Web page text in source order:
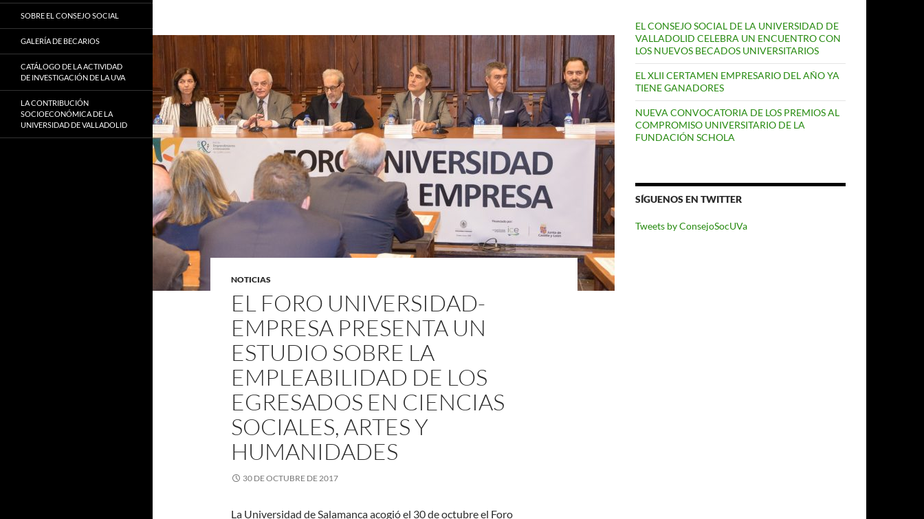
NOTICIAS
EL FORO UNIVERSIDAD-
EMPRESA PRESENTA UN
ESTUDIO SOBRE LA
EMPLEABILIDAD DE LOS
EGRESADOS EN CIENCIAS
SOCIALES, ARTES Y
HUMANIDADES
30 DE OCTUBRE DE 2017
La Universidad de Salamanca acogió el 30 de octubre el Foro
EL CONSEJO SOCIAL DE LA UNIVERSIDAD DE
VALLADOLID CELEBRA UN ENCUENTRO CON
LOS NUEVOS BECADOS UNIVERSITARIOS
EL XLII CERTAMEN EMPRESARIO DEL AÑO YA
TIENE GANADORES
NUEVA CONVOCATORIA DE LOS PREMIOS AL
COMPROMISO UNIVERSITARIO DE LA
FUNDACIÓN SCHOLA
SÍGUENOS EN TWITTER
Tweets by ConsejoSocUVa
SOBRE EL CONSEJO SOCIAL
GALERÍA DE BECARIOS
CATÁLOGO DE LA ACTIVIDAD
DE INVESTIGACIÓN DE LA UVA
LA CONTRIBUCIÓN
SOCIOECONÓMICA DE LA
UNIVERSIDAD DE VALLADOLID